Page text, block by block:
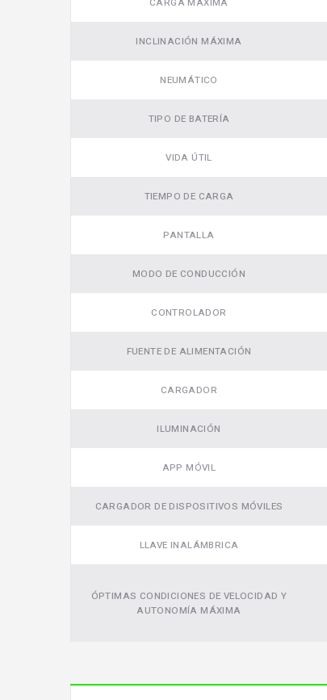
CARGA MÁXIMA
INCLINACIÓN MÁXIMA
NEUMÁTICO
TIPO DE BATERÍA
VIDA ÚTIL
TIEMPO DE CARGA
PANTALLA
MODO DE CONDUCCIÓN
CONTROLADOR
FUENTE DE ALIMENTACIÓN
CARGADOR
ILUMINACIÓN
APP MÓVIL
CARGADOR DE DISPOSITIVOS MÓVILES
LLAVE INALÁMBRICA
ÓPTIMAS CONDICIONES DE VELOCIDAD Y
AUTONOMÍA MÁXIMA